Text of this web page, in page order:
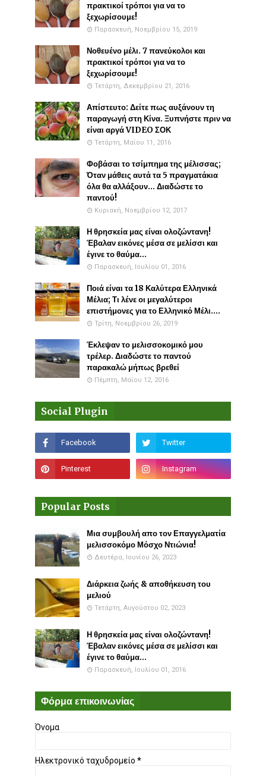
πρακτικοί τρόποι για να το
ξεχωρίσουμε!
Παρασκευή, Νοεμβρίου 15, 2019
Νοθευένο μέλι. 7 πανεύκολοι και
πρακτικοί τρόποι για να το
ξεχωρίσουμε!
Τετάρτη, Δεκεμβρίου 21, 2016
Απίστευτο: Δείτε πως αυξάνουν τη
παραγωγή στη Κίνα. Ξυπνήστε πριν να
είναι αργά VIDEO ΣΟΚ
Τετάρτη, Μαΐου 11, 2016
Φοβάσαι το τσίμπημα της μέλισσας;
Όταν μάθεις αυτά τα 5 πραγματάκια
όλα θα αλλάξουν... Διαδώστε το
παντού!
Κυριακή, Νοεμβρίου 12, 2017
Η θρησκεία μας είναι ολοζώντανη!
Έβαλαν εικόνες μέσα σε μελίσσι και
έγινε το θαύμα...
Παρασκευή, Ιουλίου 01, 2016
Ποιά είναι τα 18 Καλύτερα Ελληνικά
Μέλια; Τι λένε οι μεγαλύτεροι
επιστήμονες για το Ελληνικό Μέλι....
Τρίτη, Νοεμβρίου 26, 2019
Έκλεψαν το μελισσοκομικό μου
τρέλερ. Διαδώστε το παντού
παρακαλώ μήπως βρεθεί
Πέμπτη, Μαΐου 12, 2016
Social Plugin
Popular Posts
Μια συμβουλή απο τον Επαγγελματία
μελισσοκόμο Μόσχο Ντιώνια!
Δευτέρα, Ιουνίου 26, 2023
Διάρκεια ζωής & αποθήκευση του
μελιού
Τετάρτη, Αυγούστου 02, 2023
Η θρησκεία μας είναι ολοζώντανη!
Έβαλαν εικόνες μέσα σε μελίσσι και
έγινε το θαύμα...
Παρασκευή, Ιουλίου 01, 2016
Φόρμα επικοινωνίας
Όνομα
Ηλεκτρονικό ταχυδρομείο *